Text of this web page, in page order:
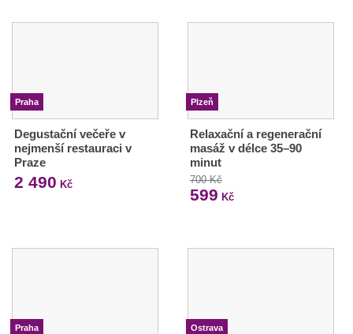
Praha
Degustační večeře v
nejmenší restauraci v
Praze
2 490 Kč
Plzeň
Relaxační a regenerační
masáž v délce 35–90
minut
700 Kč
599 Kč
Praha Ostrava